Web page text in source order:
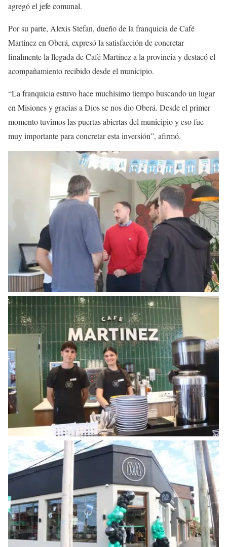
agregó el jefe comunal.
Por su parte, Alexis Stefan, dueño de la franquicia de Café
Martinez en Oberá, expresó la satisfacción de concretar
finalmente la llegada de Café Martínez a la provincia y destacó el
acompañamiento recibido desde el municipio.
“La franquicia estuvo hace muchísimo tiempo buscando un lugar
en Misiones y gracias a Dios se nos dio Oberá. Desde el primer
momento tuvimos las puertas abiertas del municipio y eso fue
muy importante para concretar esta inversión”, afirmó.